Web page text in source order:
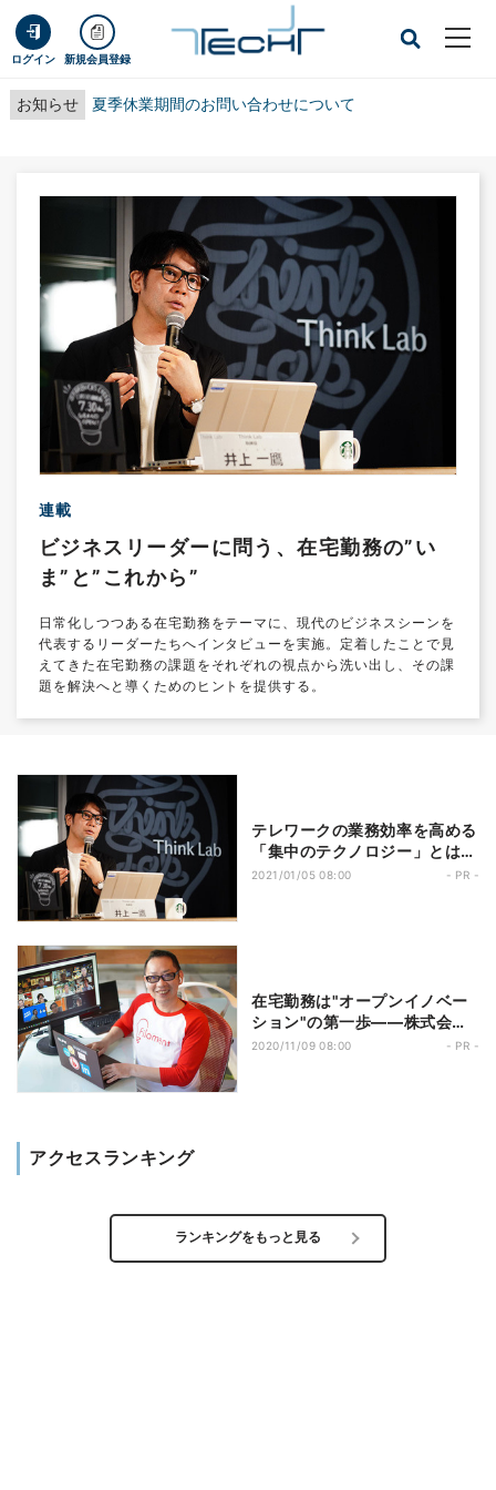
ログイン 新規会員登録
お知らせ 夏季休業期間のお問い合わせについて
連載
ビジネスリーダーに問う、在宅勤務の”い
ま”と”これから”
日常化しつつある在宅勤務をテーマに、現代のビジネスシーンを
代表するリーダーたちへインタビューを実施。定着したことで見
えてきた在宅勤務の課題をそれぞれの視点から洗い出し、その課
題を解決へと導くためのヒントを提供する。
テレワークの業務効率を高める
「集中のテクノロジー」とは
──JINS Think Lab株式会社
2021/01/05 08:00 - PR -
在宅勤務は"オープンイノベー
ション"の第一歩――株式会社
フィラメント 代表取締役CEO
2020/11/09 08:00 - PR -
アクセスランキング
ランキングをもっと見る